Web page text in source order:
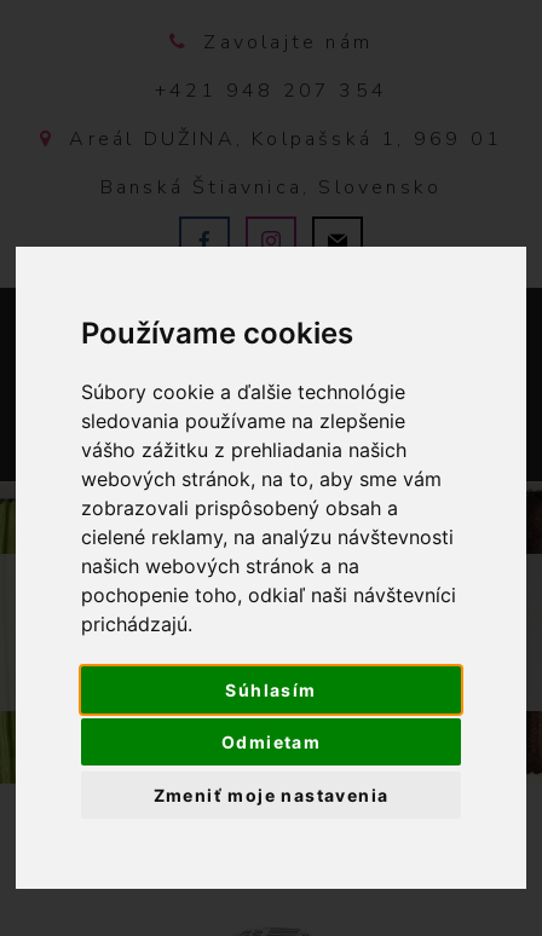
Používame cookies
Súbory cookie a ďalšie technológie
sledovania používame na zlepšenie
vášho zážitku z prehliadania našich
webových stránok, na to, aby sme vám
zobrazovali prispôsobený obsah a
cielené reklamy, na analýzu návštevnosti
našich webových stránok a na
pochopenie toho, odkiaľ naši návštevníci
prichádzajú.
Súhlasím
Odmietam
Zmeniť moje nastavenia
Zavolajte nám
+421 948 207 354
Areál DUŽINA, Kolpašská 1, 969 01
Banská Štiavnica, Slovensko
OBCHOD GALANTÉRIA
POLYESTEROVÁ NIŤ ASPO AMANN
POLYESTEROVÁ NIŤ 100M, ODTIEŇ
1417